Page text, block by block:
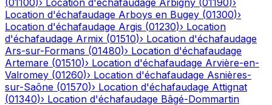
(01100)› Location d'échafaudage Arbigny (01190)›
Location d'échafaudage Arboys en Bugey (01300)›
Location d'échafaudage Argis (01230)› Location
d'échafaudage Armix (01510)› Location d'échafaudage
Ars-sur-Formans (01480)› Location d'échafaudage
Artemare (01510)› Location d'échafaudage Arvière-en-
Valromey (01260)› Location d'échafaudage Asnières-
sur-Saône (01570)› Location d'échafaudage Attignat
(01340)› Location d'échafaudage Bâgé-Dommartin